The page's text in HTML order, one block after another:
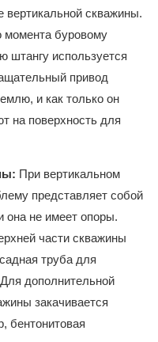
вертикальной скважины.
буровому
штангу используется
привод
и как только он
на поверхность для
При вертикальном
представляет собой
она не имеет опоры.
части скважины
труба для
дополнительной
закачивается
бентонитовая